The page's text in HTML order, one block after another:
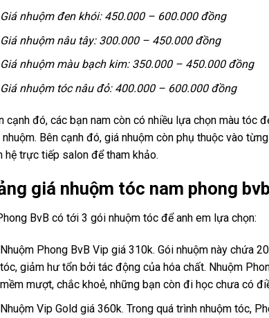
Giá nhuộm đen khói: 450.000 – 600.000 đồng
Giá nhuộm nâu tây: 300.000 – 450.000 đồng
Giá nhuộm màu bạch kim: 350.000 – 450.000 đồng
Giá nhuộm tóc nâu đỏ: 400.000 – 600.000 đồng
cạnh đó, các bạn nam còn có nhiều lựa chọn màu tóc
nhuộm. Bên cạnh đó, giá nhuộm còn phụ thuộc vào
hệ trực tiếp salon để tham khảo.
giá nhuộm tóc nam phong
BvB có tới 3 gói nhuộm tóc để anh em lựa chọn:
Nhuộm Phong BvB Vip giá 310k. Gói nhuộm này chứa
tóc, giảm hư tổn bởi tác động của hóa chất. Nhuộm
mềm mượt, chắc khoẻ, những bạn còn đi học chưa có
Nhuộm Vip Gold giá 360k. Trong quá trình nhuộm tóc,